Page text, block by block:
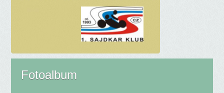
Fotoalbum